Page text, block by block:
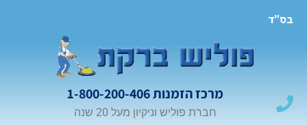
בס"ד
מרכז הזמנות 1-800-200-406
חברת פוליש וניקיון מעל 20 שנה